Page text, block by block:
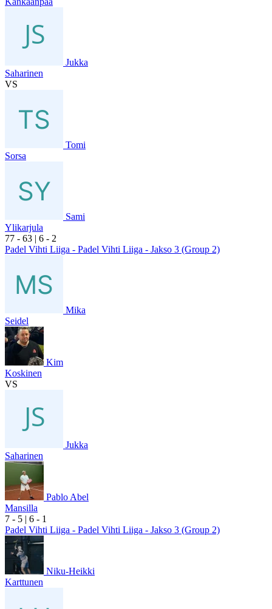
Jukka
Saharinen
VS
Tomi
Sorsa
Sami
Ylikarjula
77 - 63 | 6 - 2
Padel Vihti Liiga - Padel Vihti Liiga - Jakso 3 (Group 2)
Mika
Seidel
Kim
Koskinen
VS
Jukka
Saharinen
Pablo Abel
Mansilla
7 - 5 | 6 - 1
Padel Vihti Liiga - Padel Vihti Liiga - Jakso 3 (Group 2)
Niku-Heikki
Karttunen